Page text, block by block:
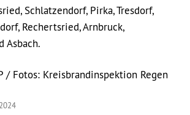
Schlatzendorf, Pirka, Tresdorf,
Rechertsried, Arnbruck,
Asbach.
/ Fotos: Kreisbrandinspektion Regen